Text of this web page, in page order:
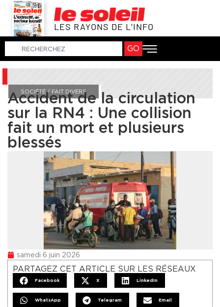
LES RAYONS DE L’INFO
GO
SOCIÉTÉ / FAIT DIVERS
Accident de la circulation
sur la RN4 : Une collision
fait un mort et plusieurs
blessés
samedi 6 juin 2026
PARTAGEZ CET ARTICLE SUR LES RÉSEAUX
Facebook X LinkedIn
WhatsApp Telegram Email